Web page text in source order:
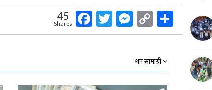
45
Shares Facebook
Twitter
Messenger
Copy
Link
Share
थप सामाग्री